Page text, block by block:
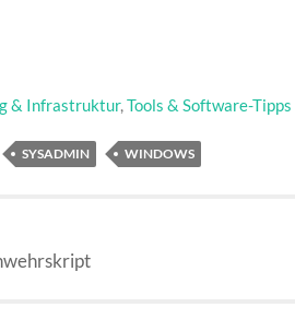
& Infrastruktur,Tools & Software-Tipps
SYSADMIN WINDOWS